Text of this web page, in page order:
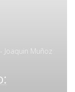
- Joaquin Muñoz